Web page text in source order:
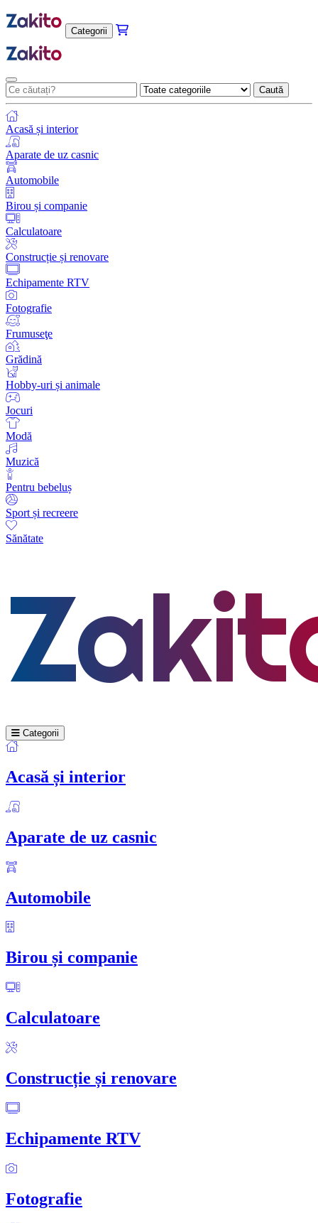
Categorii
Caută
Acasă și interior
Aparate de uz casnic
Automobile
Birou și companie
Calculatoare
Construcție și renovare
Echipamente RTV
Fotografie
Frumuseţe
Grădină
Hobby-uri și animale
Jocuri
Modă
Muzică
Pentru bebeluș
Sport și recreere
Sănătate
Categorii
Acasă și interior
Aparate de uz casnic
Automobile
Birou și companie
Calculatoare
Construcție și renovare
Echipamente RTV
Fotografie